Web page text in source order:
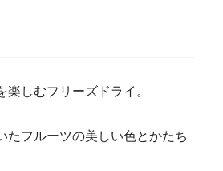
楽しむフリーズドライ。
たフルーツの美しい色とかたち